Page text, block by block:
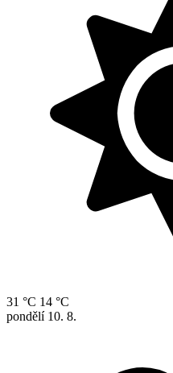
31 °C 14 °C
pondělí 10. 8.